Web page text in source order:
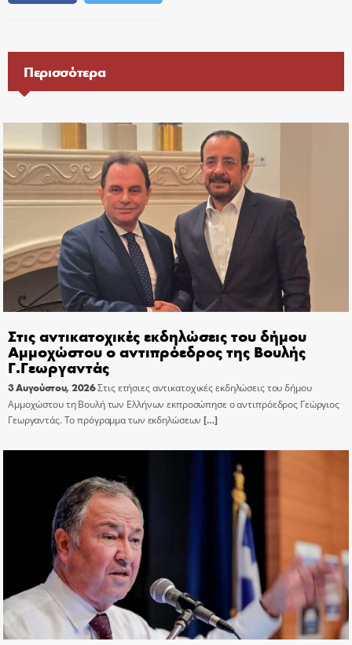
Περισσότερα
Στις αντικατοχικές εκδηλώσεις του δήμου
Αμμοχώστου ο αντιπρόεδρος της Βουλής
Γ.Γεωργαντάς
3 Αυγούστου, 2026Στις ετήσιες αντικατοχικές εκδηλώσεις του δήμου
Αμμοχώστου τη Βουλή των Ελλήνων εκπροσώπησε ο αντιπρόεδρος Γεώργιος
Γεωργαντάς. Το πρόγραμμα των εκδηλώσεων […]